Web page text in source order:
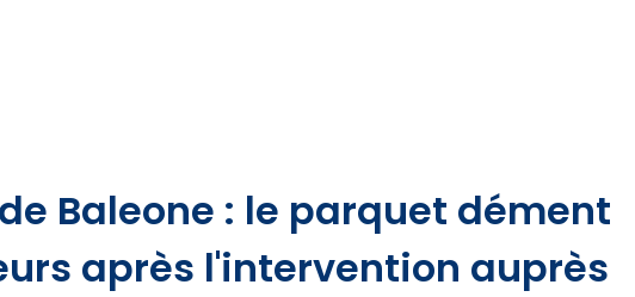
Baleone : le parquet dément
après l'intervention auprès